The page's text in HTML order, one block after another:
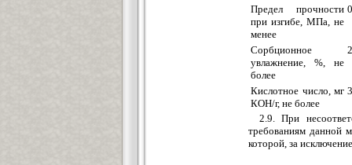
Предел прочности
при изгибе, МПа, не
менее
Сорбционное
увлажнение, %, не
более
Кислотное число, мг
КОН/г, не более
2.9. При
требованиям данной
которой, за